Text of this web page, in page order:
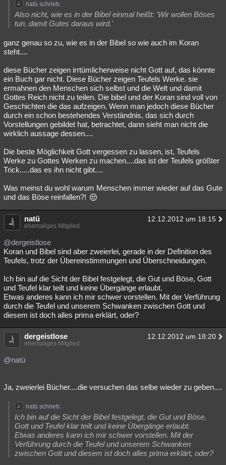
natü schrieb:
Also nicht, wie es in der Bibel einmal heißt: 'Wir wollen Böses
tun, damit Gutes daraus wird.'
ganz genau so zu, wie es in der Bibel so wie auch im Koran
steht....
diese Bücher zeigen irrtümlicherweise nicht Gott auf, das könnte
ein Buch gar nicht. Diese Bücher zeigen Teufels Werke. sie
ermahnen den Menschen sich selbst und die Welt und damit
Gottes Reich nicht zu teilen. Die bibel und der Koran sind voll von
Geschichten die das aufzeigen. Wenn man jedoch diese Bücher
durch ein schon bestehendes Verständnis, das sich durch
Vorstellungen gebildet hat, betrachtet, dann sieht man nicht die
wirklich aussage dessen....
Die beste Möglichkeit Gott vergessen zu lassen, ist, Teufels
Werke zu Gottes Werken zu machen....das ist der Teufels größter
Trick.....das es ihn nicht gibt....
Was meinst du wohl warum Menschen immer wieder auf das Gute
und das Böse reinfallen?!
natü 12.12.2012 um 18:15
ehemaliges Mitglied
@dergeistlose
Koran und Bibel sind aber zweierlei, gerade in der Definition des
Teufels, trotz der Übereinstimmungen und Überschneidungen.
Ich bin auf die Sicht der Bibel festgelegt, die Gut und Böse, Gott
und Teufel klar teilt und keine Übergänge erlaubt.
Etwas anderes kann ich mir schwer vorstellen. Mit der Verführung
durch die Teufel und unserem Schwanken zwischen Gott und
diesem ist doch alles prima erklärt, oder?
dergeistlose 12.12.2012 um 18:20
ehemaliges Mitglied
@natü
Ja, zweierlei Bücher....die versuchen das selbe wieder zu geben....
natü schrieb:
Ich bin auf die Sicht der Bibel festgelegt, die Gut und Böse,
Gott und Teufel klar teilt und keine Übergänge erlaubt.
Etwas anderes kann ich mir schwer vorstellen. Mit der
Verführung durch die Teufel und unserem Schwanken
zwischen Gott und diesem ist doch alles prima erklärt, oder?